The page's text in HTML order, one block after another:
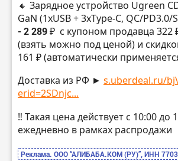
🔸 Зарядное устройство Ugreen
GaN (1хUSB + 3xType-C, QC/PD3.0/
- 2 289 ₽ с купоном продавца 322
(взять можно под ценой) и
161 ₽ (автоматически
Доставка из РФ ► s.uberdeal.ru/
erid=2SDnjc...
‼️ Такая цена действует с 10:00 до
ежедневно в рамках распродажи
Реклама. ООО “АЛИБАБА.КОМ (РУ)”, ИНН